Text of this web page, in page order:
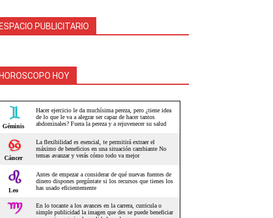
ESPACIO PUBLICITARIO
HOROSCOPO HOY